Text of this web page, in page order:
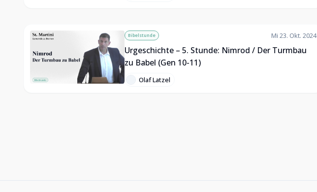
Bibelstunde Mi 23. Okt. 2024
Urgeschichte – 5. Stunde: Nimrod / Der Turmbau
zu Babel (Gen 10-11)
Olaf Latzel